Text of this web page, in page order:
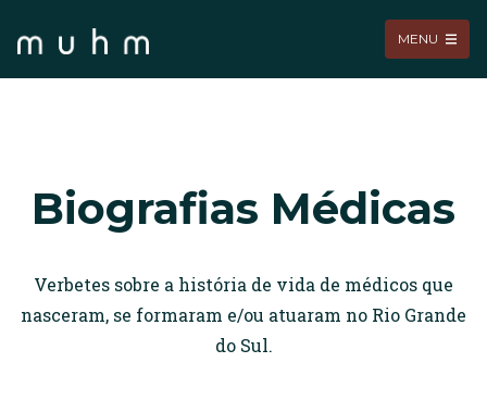
MENU
Biografias Médicas
Verbetes sobre a história de vida de médicos que
nasceram, se formaram e/ou atuaram no Rio Grande
do Sul.